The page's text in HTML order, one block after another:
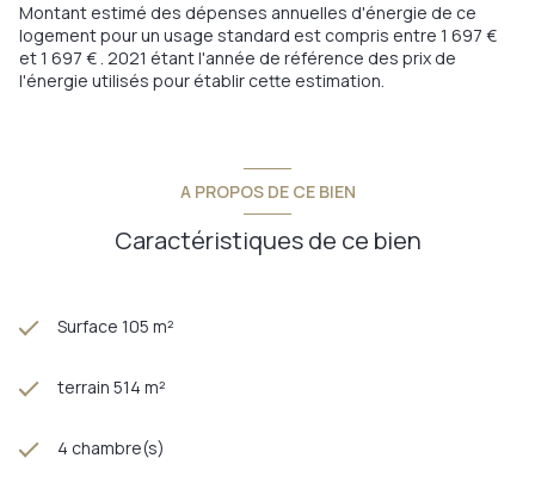
Montant estimé des dépenses annuelles d'énergie de ce
logement pour un usage standard est compris entre 1 697 €
et 1 697 € . 2021 étant l'année de référence des prix de
l'énergie utilisés pour établir cette estimation.
A PROPOS DE CE BIEN
Caractéristiques de ce bien
Surface 105 m²
terrain 514 m²
4 chambre(s)